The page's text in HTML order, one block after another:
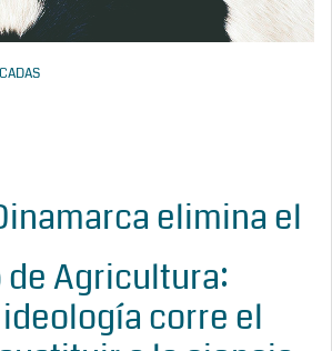
elimina el
Agricultura:
corre el